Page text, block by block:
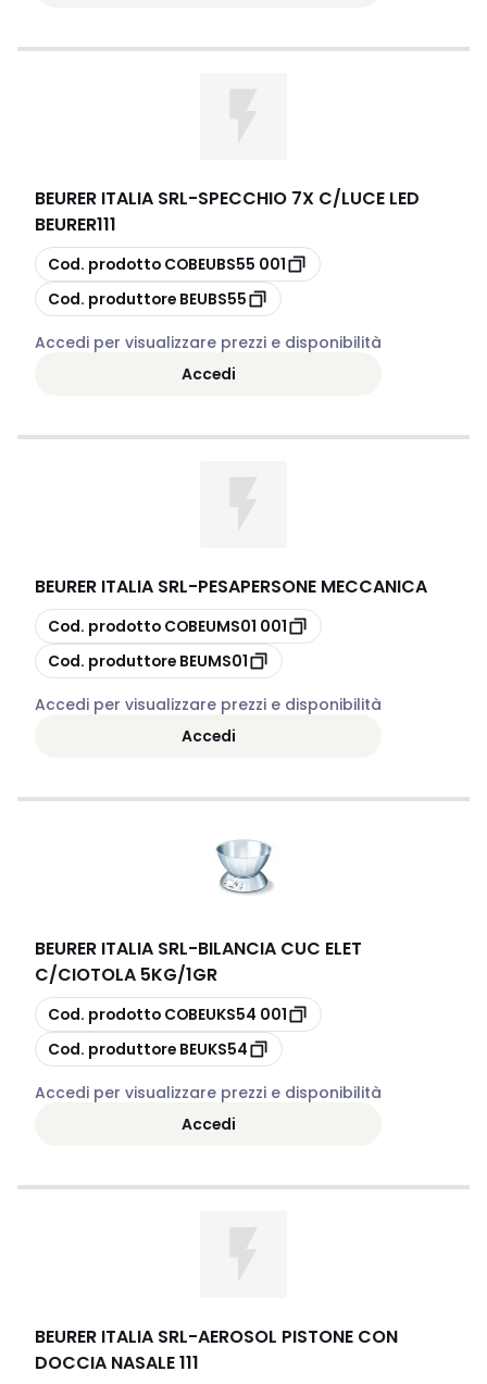
BEURER ITALIA SRL-SPECCHIO 7X C/LUCE LED
BEURER111
copia
Cod. prodotto
COBEUBS55 001
copia
Cod. produttore BEUBS55
Accedi per visualizzare prezzi e disponibilità
Accedi
BEURER ITALIA SRL-PESAPERSONE MECCANICA
copia
Cod. prodotto
COBEUMS01 001
copia
Cod. produttore BEUMS01
Accedi per visualizzare prezzi e disponibilità
Accedi
BEURER ITALIA SRL-BILANCIA CUC ELET
C/CIOTOLA 5KG/1GR
copia
Cod. prodotto
COBEUKS54 001
copia
Cod. produttore BEUKS54
Accedi per visualizzare prezzi e disponibilità
Accedi
BEURER ITALIA SRL-AEROSOL PISTONE CON
DOCCIA NASALE 111